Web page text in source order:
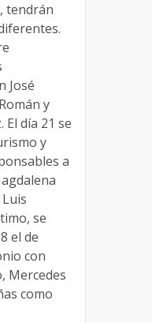
tendrán
José
y
El día 21 se
y
a
se
el de
con
Mercedes
como